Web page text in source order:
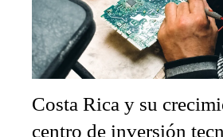
Costa Rica y su
centro de inversión